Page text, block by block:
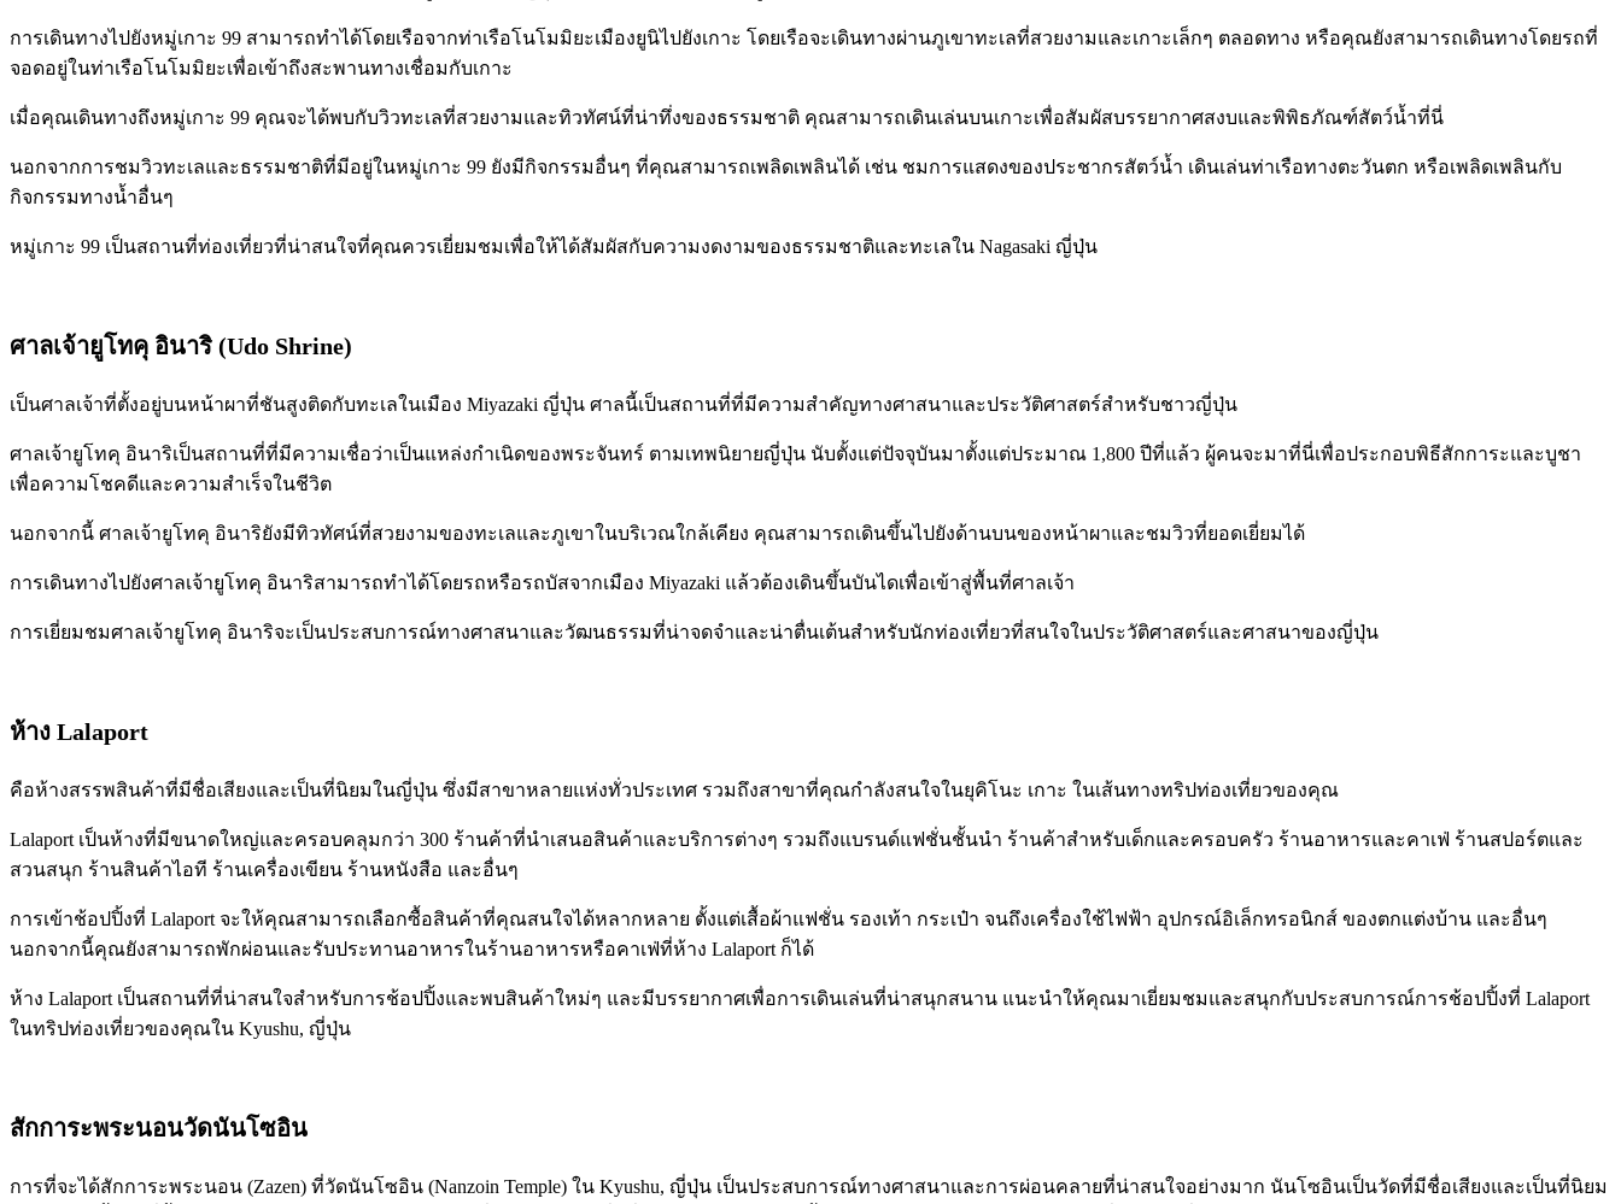
การเดินทางไปยังหมู่เกาะ 99 สามารถทำได้โดยเรือจากท่าเรือโนโมมิยะเมืองยูนิไปยังเกาะ โดยเรือจะเดินทางผ่านภูเขาทะเลที่สวยงามและเกาะเล็กๆ ตลอดทาง หรือคุณยังสามารถเดินทางโดยรถที่
จอดอยู่ในท่าเรือโนโมมิยะเพื่อเข้าถึงสะพานทางเชื่อมกับเกาะ
เมื่อคุณเดินทางถึงหมู่เกาะ 99 คุณจะได้พบกับวิวทะเลที่สวยงามและทิวทัศน์ที่น่าทึ่งของธรรมชาติ คุณสามารถเดินเล่นบนเกาะเพื่อสัมผัสบรรยากาศสงบและพิพิธภัณฑ์สัตว์น้ำที่นี่
นอกจากการชมวิวทะเลและธรรมชาติที่มีอยู่ในหมู่เกาะ 99 ยังมีกิจกรรมอื่นๆ ที่คุณสามารถเพลิดเพลินได้ เช่น ชมการแสดงของประชากรสัตว์น้ำ เดินเล่นท่าเรือทางตะวันตก หรือเพลิดเพลินกับ
กิจกรรมทางน้ำอื่นๆ
หมู่เกาะ 99 เป็นสถานที่ท่องเที่ยวที่น่าสนใจที่คุณควรเยี่ยมชมเพื่อให้ได้สัมผัสกับความงดงามของธรรมชาติและทะเลใน Nagasaki ญี่ปุ่น
ศาลเจ้ายูโทคุ อินาริ (Udo Shrine)
เป็นศาลเจ้าที่ตั้งอยู่บนหน้าผาที่ชันสูงติดกับทะเลในเมือง Miyazaki ญี่ปุ่น ศาลนี้เป็นสถานที่ที่มีความสำคัญทางศาสนาและประวัติศาสตร์สำหรับชาวญี่ปุ่น
ศาลเจ้ายูโทคุ อินาริเป็นสถานที่ที่มีความเชื่อว่าเป็นแหล่งกำเนิดของพระจันทร์ ตามเทพนิยายญี่ปุ่น นับตั้งแต่ปัจจุบันมาตั้งแต่ประมาณ 1,800 ปีที่แล้ว ผู้คนจะมาที่นี่เพื่อประกอบพิธีสักการะและบูชา
เพื่อความโชคดีและความสำเร็จในชีวิต
นอกจากนี้ ศาลเจ้ายูโทคุ อินาริยังมีทิวทัศน์ที่สวยงามของทะเลและภูเขาในบริเวณใกล้เคียง คุณสามารถเดินขึ้นไปยังด้านบนของหน้าผาและชมวิวที่ยอดเยี่ยมได้
การเดินทางไปยังศาลเจ้ายูโทคุ อินาริสามารถทำได้โดยรถหรือรถบัสจากเมือง Miyazaki แล้วต้องเดินขึ้นบันไดเพื่อเข้าสู่พื้นที่ศาลเจ้า
การเยี่ยมชมศาลเจ้ายูโทคุ อินาริจะเป็นประสบการณ์ทางศาสนาและวัฒนธรรมที่น่าจดจำและน่าตื่นเต้นสำหรับนักท่องเที่ยวที่สนใจในประวัติศาสตร์และศาสนาของญี่ปุ่น
ห้าง Lalaport
คือห้างสรรพสินค้าที่มีชื่อเสียงและเป็นที่นิยมในญี่ปุ่น ซึ่งมีสาขาหลายแห่งทั่วประเทศ รวมถึงสาขาที่คุณกำลังสนใจในยุคิโนะ เกาะ ในเส้นทางทริปท่องเที่ยวของคุณ
Lalaport เป็นห้างที่มีขนาดใหญ่และครอบคลุมกว่า 300 ร้านค้าที่นำเสนอสินค้าและบริการต่างๆ รวมถึงแบรนด์แฟชั่นชั้นนำ ร้านค้าสำหรับเด็กและครอบครัว ร้านอาหารและคาเฟ่ ร้านสปอร์ตและ
สวนสนุก ร้านสินค้าไอที ร้านเครื่องเขียน ร้านหนังสือ และอื่นๆ
การเข้าช้อปปิ้งที่ Lalaport จะให้คุณสามารถเลือกซื้อสินค้าที่คุณสนใจได้หลากหลาย ตั้งแต่เสื้อผ้าแฟชั่น รองเท้า กระเป๋า จนถึงเครื่องใช้ไฟฟ้า อุปกรณ์อิเล็กทรอนิกส์ ของตกแต่งบ้าน และอื่นๆ
นอกจากนี้คุณยังสามารถพักผ่อนและรับประทานอาหารในร้านอาหารหรือคาเฟ่ที่ห้าง Lalaport ก็ได้
ห้าง Lalaport เป็นสถานที่ที่น่าสนใจสำหรับการช้อปปิ้งและพบสินค้าใหม่ๆ และมีบรรยากาศเพื่อการเดินเล่นที่น่าสนุกสนาน แนะนำให้คุณมาเยี่ยมชมและสนุกกับประสบการณ์การช้อปปิ้งที่ Lalaport
ในทริปท่องเที่ยวของคุณใน Kyushu, ญี่ปุ่น
สักการะพระนอนวัดนันโซอิน
การที่จะได้สักการะพระนอน (Zazen) ที่วัดนันโซอิน (Nanzoin Temple) ใน Kyushu, ญี่ปุ่น เป็นประสบการณ์ทางศาสนาและการผ่อนคลายที่น่าสนใจอย่างมาก นันโซอินเป็นวัดที่มีชื่อเสียงและเป็นที่นิยม